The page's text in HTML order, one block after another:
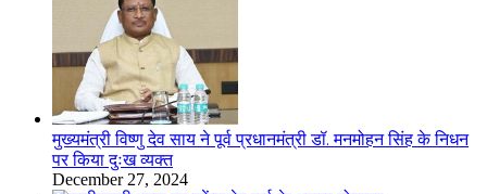
मुख्यमंत्री विष्णु देव साय ने पूर्व प्रधानमंत्री डॉ. मनमोहन सिंह के निधन
पर किया दुःख व्यक्त
December 27, 2024